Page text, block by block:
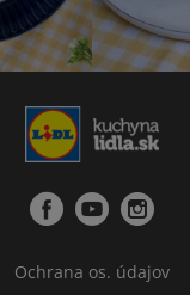
Ochrana os. údajov